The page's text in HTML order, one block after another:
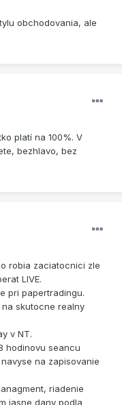
obchodovania, ale
platí na 100%. V
bezhlavo, bez
robia zaciatocnici zle
LIVE.
pri papertradingu.
skutocne realny
v NT.
hodinovu seancu
na zapisovanie
riadenie
jasne dany podla